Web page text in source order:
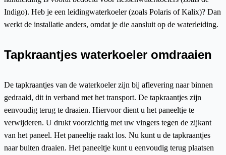
Indigo). Heb je een leidingwaterkoeler (zoals Polaris of Kalix)? Dan
werkt de installatie anders, omdat je die aansluit op de waterleiding.
Tapkraantjes waterkoeler omdraaien
De tapkraantjes van de waterkoeler zijn bij aflevering naar binnen
gedraaid, dit in verband met het transport. De tapkraantjes zijn
eenvoudig terug te draaien. Hiervoor dient u het paneeltje te
verwijderen. U drukt voorzichtig met uw vingers tegen de zijkant
van het paneel. Het paneeltje raakt los. Nu kunt u de tapkraantjes
naar buiten draaien. Het paneeltje kunt u eenvoudig terug plaatsen